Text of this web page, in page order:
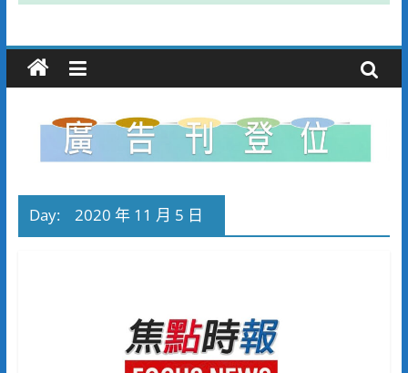
Day: 2020 年 11 月 5 日